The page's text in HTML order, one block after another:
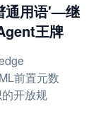
通用语'—继
王牌
前置元数
开放规